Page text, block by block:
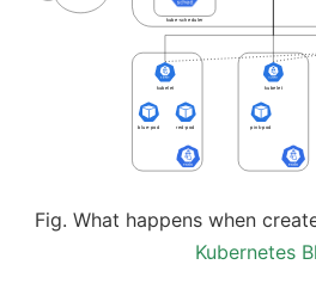
Fig. What happens when
Kubernetes